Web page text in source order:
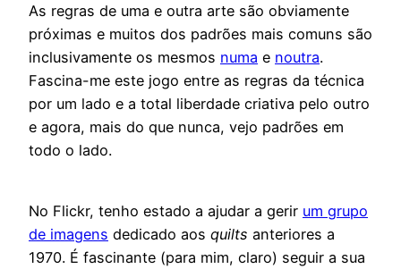
As regras de uma e outra arte são obviamente
próximas e muitos dos padrões mais comuns são
inclusivamente os mesmos numa e noutra.
Fascina-me este jogo entre as regras da técnica
por um lado e a total liberdade criativa pelo outro
e agora, mais do que nunca, vejo padrões em
todo o lado.
No Flickr, tenho estado a ajudar a gerir um grupo
de imagens dedicado aos quilts anteriores a
1970. É fascinante (para mim, claro) seguir a sua